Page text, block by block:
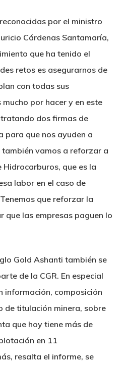
por el ministro
Cárdenas Santamaría,
que ha tenido el
retos es asegurarnos de
con todas sus
por hacer y en este
dos firmas de
para que nos ayuden a
vamos a reforzar a
que es la
labor en el caso de
que reforzar la
que las empresas paguen lo
Gold Ashanti también se
de la CGR. En especial
información, composición
de titulación minera, sobre
que hoy tiene más de
en 11
resalta el informe, se